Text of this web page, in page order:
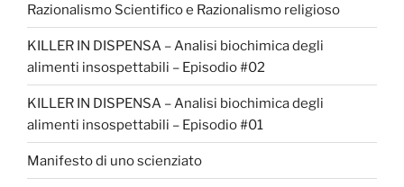
Razionalismo Scientifico e Razionalismo religioso
KILLER IN DISPENSA – Analisi biochimica degli
alimenti insospettabili – Episodio #02
KILLER IN DISPENSA – Analisi biochimica degli
alimenti insospettabili – Episodio #01
Manifesto di uno scienziato